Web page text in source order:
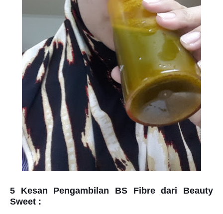
5 Kesan Pengambilan BS Fibre dari Beauty
Sweet :